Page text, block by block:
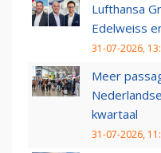
Lufthansa
Edelweiss
31-07-2026,
Meer
kwartaal
31-07-2026,